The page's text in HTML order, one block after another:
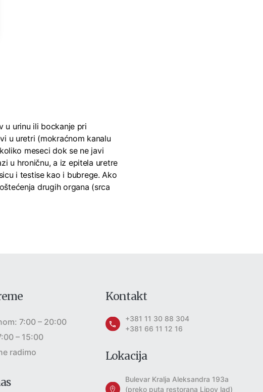
u urinu ili bockanje pri
u uretri (mokraćnom kanalu
meseci dok se ne javi
u hroničnu, a iz epitela uretre
i testise kao i bubrege. Ako
drugih organa (srca
7:00 – 20:00
– 15:00
radimo
Kontakt
+381 11 30 88 304
+381 66 11 12 16
Lokacija
Bulevar Kralja Aleksandra 193a
(preko puta restorana Lipov lad)